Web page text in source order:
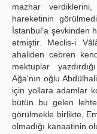
mazhar
hareketinin
İstanbul'a şevkinden
etmiştir. Meclis-i
ahaliden cebren
mektuplar
Ağa'nın oğlu
için yollara adamlar
bütün bu gelen
görülmekle birlikte,
olmadığı kanaatinin